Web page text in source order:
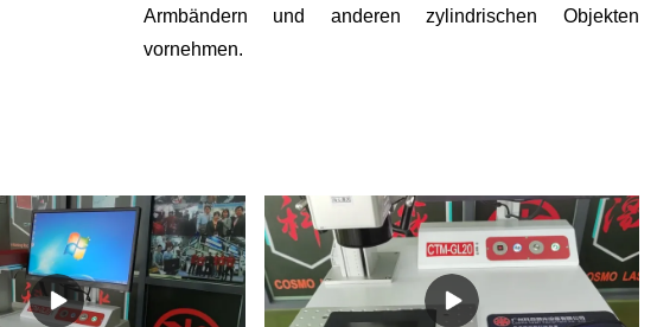
Armbändern und anderen zylindrischen Objekten
vornehmen.